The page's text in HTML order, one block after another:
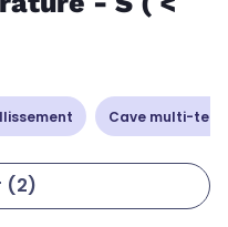
Cave multi-
(2)